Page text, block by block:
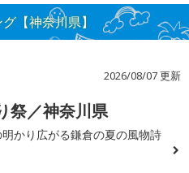
【神奈川県】
2026/08/07 更新
祭／神奈川県
かり広がる鎌倉の夏の風物詩